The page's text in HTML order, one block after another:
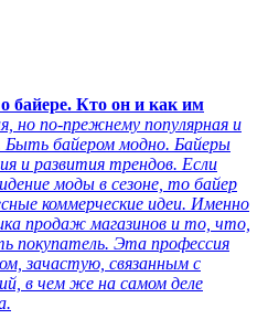
байере. Кто он и как им
но по-прежнему популярная и
Быть байером модно. Байеры
и развития трендов. Если
моды в сезоне, то байер
коммерческие идеи. Именно
продаж магазинов и то, что,
покупатель. Эта профессия
зачастую, связанным с
в чем же на самом деле